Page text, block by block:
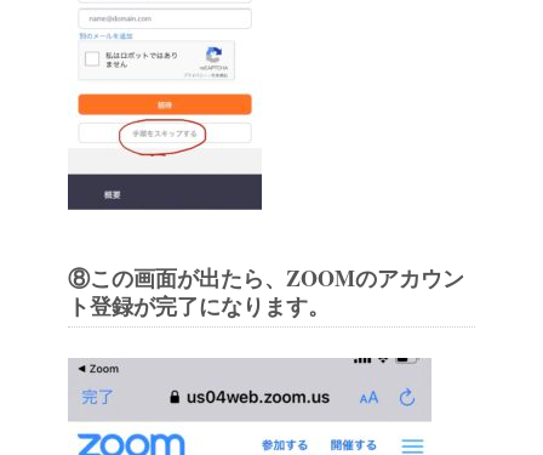
⑧この画面が出たら、ZOOMのアカウン
ト登録が完了になります。